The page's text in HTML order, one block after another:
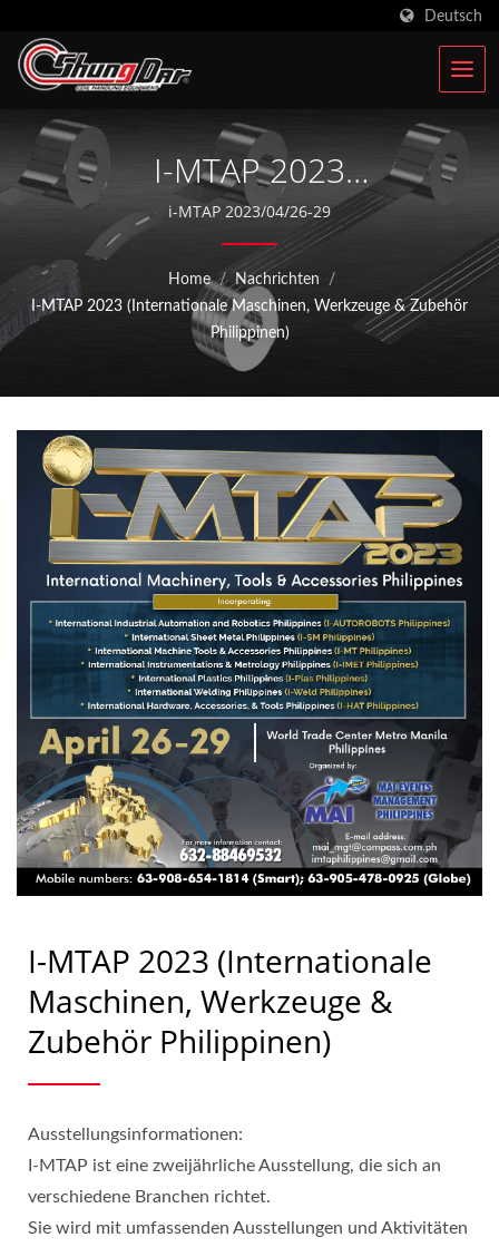
Deutsch
I-MTAP 2023
(Internationale
Maschinen-, Werkzeug-
Und Zubehörausstellung
Auf Den Philippinen) | ISO
9001 Automatische
Fütterungsausrüstung
Hersteller | Shung Dar
Industrial Co., LTD.
i-MTAP 2023/04/26-29
Home / Nachrichten
/
I-MTAP 2023 (Internationale Maschinen, Werkzeuge & Zubehör
Philippinen)
I-MTAP 2023 (Internationale
Maschinen, Werkzeuge &
Zubehör Philippinen)
Ausstellungsinformationen:
I-MTAP ist eine zweijährliche Ausstellung, die sich an
verschiedene Branchen richtet.
Sie wird mit umfassenden Ausstellungen und Aktivitäten